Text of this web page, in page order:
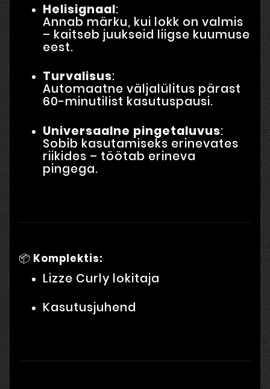
Helisignaal:
Annab märku, kui lokk on valmis
– kaitseb juukseid liigse kuumuse
eest.
Turvalisus:
Automaatne väljalülitus pärast
60-minutilist kasutuspausi.
Universaalne pingetaluvus:
Sobib kasutamiseks erinevates
riikides – töötab erineva
pingega.
📦 Komplektis:
Lizze Curly lokitaja
Kasutusjuhend